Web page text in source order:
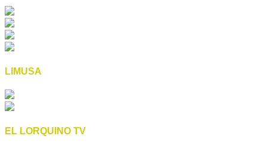
LIMUSA
EL LORQUINO TV